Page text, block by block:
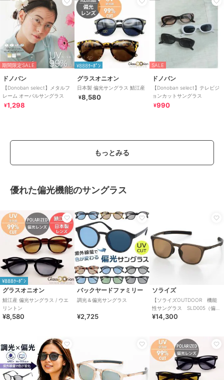
期間限定SALE
ドノバン
【Donoban select】メタルフ
レーム オーバルサングラス
¥1,298
¥888ｸｰﾎﾟﾝ
グラスオニオン
日本製 偏光サングラス 鯖江産
¥8,580
SALE
ドノバン
【Donoban select】テレビジ
ョンカットサングラス
¥990
もっとみる
優れた偏光機能のサングラス
¥888ｸｰﾎﾟﾝ
グラスオニオン
鯖江産 偏光サングラス / ウエ
リントン
¥8,580
バックヤードファミリー
調光＆偏光サングラス
¥2,725
ソライズ
【ソライズOUTDOOR 機能
性サングラス SLD005（偏光
レンズ）】
¥14,300